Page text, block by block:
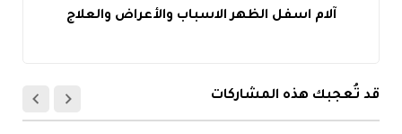
آلام اسفل الظهر الاسباب والأعراض والعلاج
قد تُعجبك هذه المشاركات